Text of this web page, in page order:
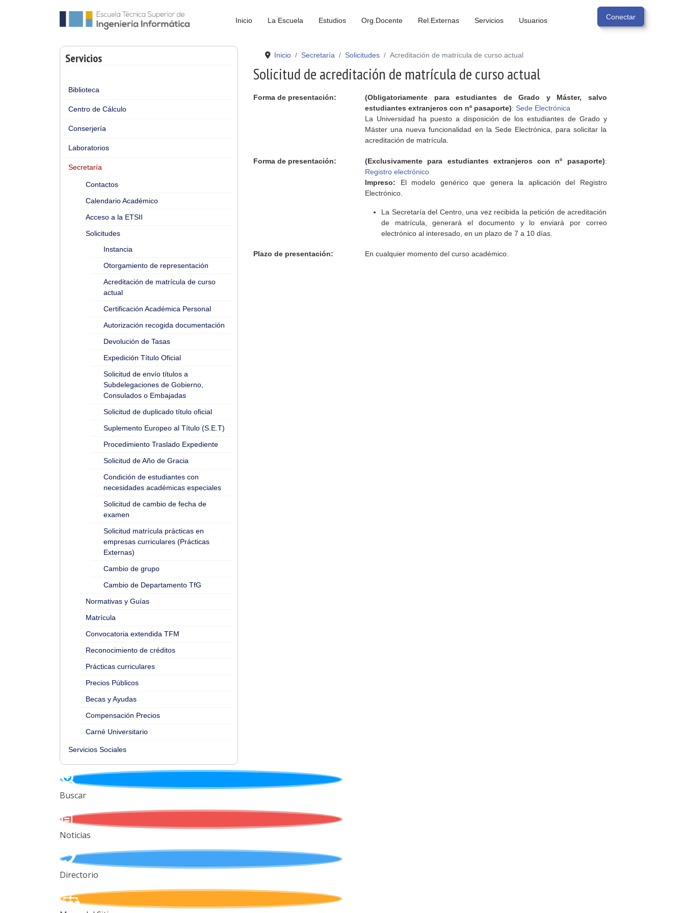
Inicio La Escuela Estudios Org.Docente Rel.Externas Servicios Usuarios
Servicios
Biblioteca
Centro de Cálculo
Conserjería
Laboratorios
Secretaría
Contactos
Calendario Académico
Acceso a la ETSII
Solicitudes
Instancia
Otorgamiento de representación
Acreditación de matrícula de curso
actual
Certificación Académica Personal
Autorización recogida documentación
Devolución de Tasas
Expedición Título Oficial
Solicitud de envío títulos a
Subdelegaciones de Gobierno,
Consulados o Embajadas
Solicitud de duplicado título oficial
Suplemento Europeo al Título (S.E.T)
Procedimiento Traslado Expediente
Solicitud de Año de Gracia
Condición de estudiantes con
necesidades académicas especiales
Solicitud de cambio de fecha de
examen
Solicitud matrícula prácticas en
empresas curriculares (Prácticas
Externas)
Cambio de grupo
Cambio de Departamento TfG
Normativas y Guías
Matrícula
Convocatoria extendida TFM
Reconocimiento de créditos
Prácticas curriculares
Precios Públicos
Becas y Ayudas
Compensación Precios
Carné Universitario
Servicios Sociales
Inicio Secretaría Solicitudes Acreditación de matrícula de curso actual
Solicitud de acreditación de matrícula de curso actual
Forma de presentación:
(Obligatoriamente para estudiantes de Grado y Máster, salvo
estudiantes extranjeros con nº pasaporte): Sede Electrónica
La Universidad ha puesto a disposición de los estudiantes de Grado y
Máster una nueva funcionalidad en la Sede Electrónica, para solicitar la
acreditación de matrícula.
Forma de presentación: (Exclusivamente para estudiantes extranjeros con nº pasaporte):
Registro electrónico
Impreso: El modelo genérico que genera la aplicación del Registro
Electrónico.
La Secretaría del Centro, una vez recibida la petición de acreditación
de matrícula, generará el documento y lo enviará por correo
electrónico al interesado, en un plazo de 7 a 10 días.
Plazo de presentación: En cualquier momento del curso académico.
Buscar
Noticias
Directorio